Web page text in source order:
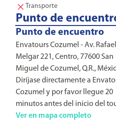
Transporte
Punto de
Punto de encuentro
Envatours Cozumel - Av.
Melgar 221, Centro, 77600 San
Miguel de Cozumel, Q.R.,
Diríjase directamente a
Cozumel y por favor llegue 20
minutos antes del inicio del
Ver en mapa completo